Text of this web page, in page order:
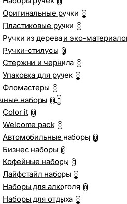
0
Оригинальные ручки 0
Пластиковые ручки 0
Ручки из дерева и эко-
Ручки-стилусы 0
Стержни и чернила 0
Упаковка для ручек 0
Фломастеры 0
наборы 0
Color it 0
Welcome pack 0
Автомобильные наборы 0
Бизнес наборы 0
Кофейные наборы 0
Лайфстайл наборы 0
Наборы для алкоголя 0
Наборы для отдыха 0